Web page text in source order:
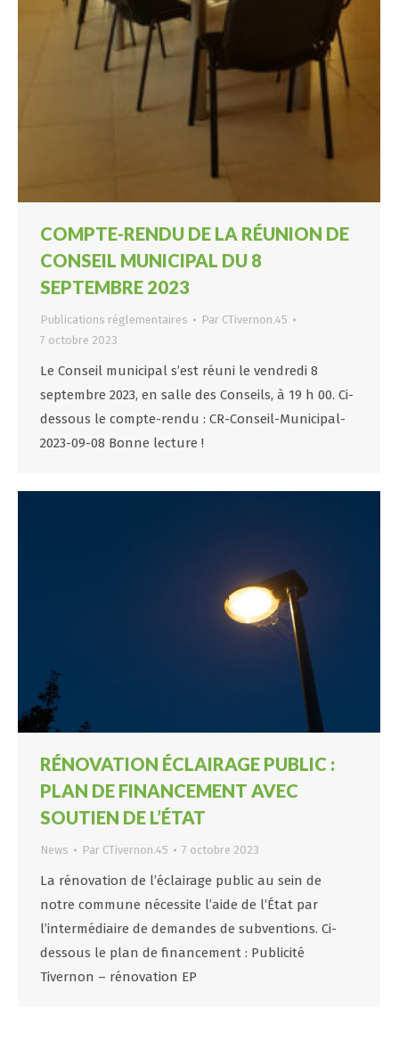
COMPTE-RENDU DE LA RÉUNION DE
CONSEIL MUNICIPAL DU 8
SEPTEMBRE 2023
Publications réglementaires Par CTivernon.45
7 octobre 2023
Le Conseil municipal s’est réuni le vendredi 8
septembre 2023, en salle des Conseils, à 19 h 00. Ci-
dessous le compte-rendu : CR-Conseil-Municipal-
2023-09-08 Bonne lecture !
RÉNOVATION ÉCLAIRAGE PUBLIC :
PLAN DE FINANCEMENT AVEC
SOUTIEN DE L’ÉTAT
News Par CTivernon.45 7 octobre 2023
La rénovation de l’éclairage public au sein de
notre commune nécessite l’aide de l’État par
l’intermédiaire de demandes de subventions. Ci-
dessous le plan de financement : Publicité
Tivernon – rénovation EP